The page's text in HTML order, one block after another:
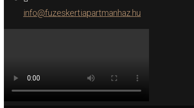
info@fuzeskertiapartmanhaz.hu